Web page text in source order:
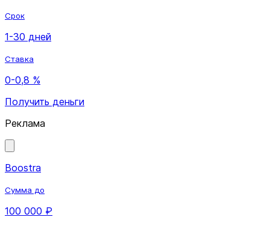
Срок
1-30 дней
Ставка
0-0,8 %
Получить деньги
Реклама
Boostra
Сумма до
100 000 ₽